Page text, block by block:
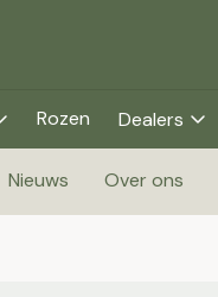
Rozen Dealers
Nieuws Over ons